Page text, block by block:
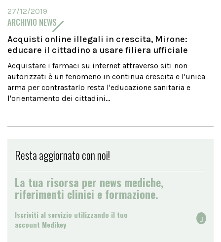
27/12/2019
ARCHIVIO NEWS
Acquisti online illegali in crescita, Mirone:
educare il cittadino a usare filiera ufficiale
Acquistare i farmaci su internet attraverso siti non
autorizzati è un fenomeno in continua crescita e l'unica
arma per contrastarlo resta l'educazione sanitaria e
l'orientamento dei cittadini...
Resta aggiornato con noi!
La tua risorsa per news mediche,
riferimenti clinici e formazione.
Iscriviti al servizio utilizzando il tuo
account Medikey